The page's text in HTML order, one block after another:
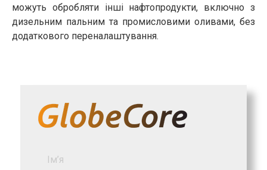
можуть обробляти інші нафтопродукти, включно з
дизельним пальним та промисловими оливами, без
додаткового переналаштування.